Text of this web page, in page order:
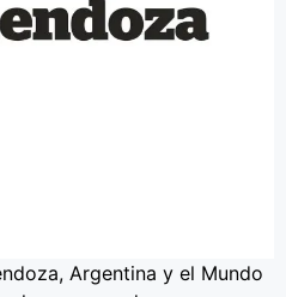
Argentina y el Mundo